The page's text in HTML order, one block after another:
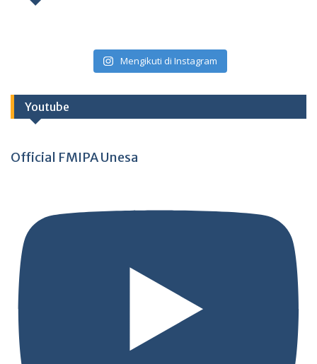
Mengikuti di Instagram
Youtube
Official FMIPA Unesa